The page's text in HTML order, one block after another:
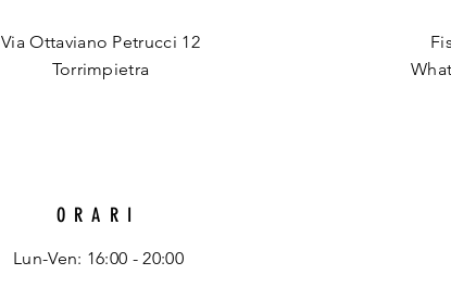
Via Ottaviano Petrucci 12
Torrimpietra
ORARI
Lun-Ven: 16:00 - 20:00